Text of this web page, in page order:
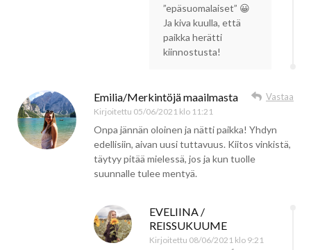
”epäsuomalaiset” 😀
Ja kiva kuulla, että
paikka herätti
kiinnostusta!
Emilia/Merkintöjä maailmasta
Kirjoitettu 05/06/2021 klo 11:21
Vastaa
Onpa jännän oloinen ja nätti paikka! Yhdyn
edellisiin, aivan uusi tuttavuus. Kiitos vinkistä,
täytyy pitää mielessä, jos ja kun tuolle
suunnalle tulee mentyä.
EVELIINA /
REISSUKUUME
Kirjoitettu 08/06/2021 klo 9:21